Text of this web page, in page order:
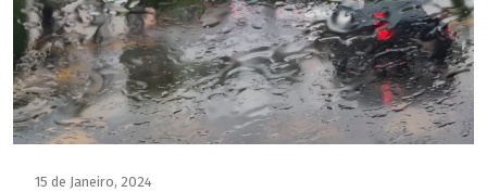
15 de Janeiro, 2024